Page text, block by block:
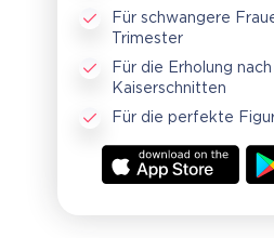
Für schwangere
Trimester
Für die Erholung
Kaiserschnitten
Für die perfekte